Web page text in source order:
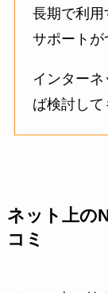
長期で利
サポートが
インター
ば検討して
ネット上の
コミ